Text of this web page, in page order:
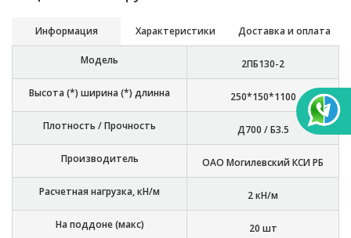
Информация Характеристики Доставка и оплата
Модель 2ПБ130-2
Высота (*) ширина (*) длинна 250*150*1100
Плотность / Прочность Д700 / Б3.5
Производитель ОАО Могилевский КСИ РБ
Расчетная нагрузка, кН/м 2 кН/м
На поддоне (макс) 20 шт